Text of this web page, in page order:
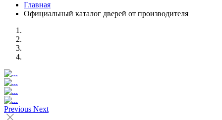
Главная
Официальный каталог дверей от производителя
Previous Next